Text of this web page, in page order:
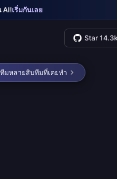
AI!เริ่มกันเลย
Star 14.3k
มหลายสิบทีมที่เคยทำ